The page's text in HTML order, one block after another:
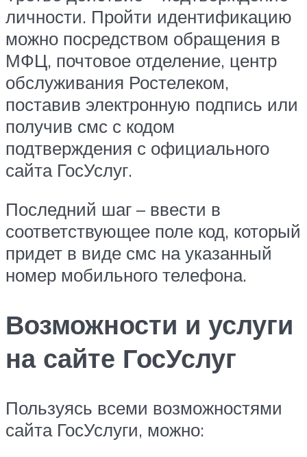
личности. Пройти идентификацию
можно посредством обращения в
МФЦ, почтовое отделение, центр
обслуживания Ростелеком,
поставив электронную подпись или
получив смс с кодом
подтверждения с официального
сайта ГосУслуг.
Последний шаг – ввести в
соответствующее поле код, который
придет в виде смс на указанный
номер мобильного телефона.
Возможности и услуги
на сайте ГосУслуг
Пользуясь всеми возможностями
сайта ГосУслуги, можно: